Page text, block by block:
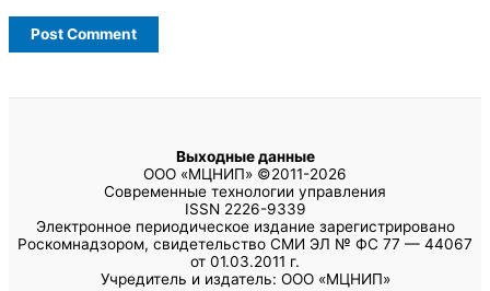
Выходные данные
ООО «МЦНИП» ©2011-2026
Современные технологии управления
ISSN 2226-9339
Электронное периодическое издание зарегистрировано
Роскомнадзором, свидетельство СМИ ЭЛ № ФС 77 — 44067
от 01.03.2011 г.
Учредитель и издатель: ООО «МЦНИП»